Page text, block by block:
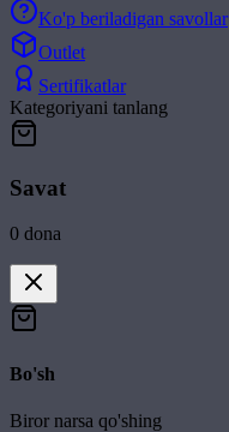
Ko'p beriladigan savollar
Outlet
Sertifikatlar
Kategoriyani tanlang
Savat
0 dona
Bo'sh
Biror narsa qo'shing